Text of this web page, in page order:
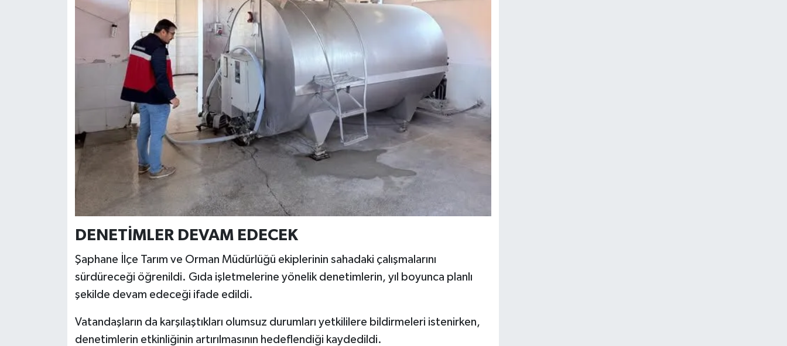
DENETİMLER DEVAM EDECEK
Şaphane İlçe Tarım ve Orman Müdürlüğü ekiplerinin sahadaki çalışmalarını
sürdüreceği öğrenildi. Gıda işletmelerine yönelik denetimlerin, yıl boyunca planlı
şekilde devam edeceği ifade edildi.
Vatandaşların da karşılaştıkları olumsuz durumları yetkililere bildirmeleri istenirken,
denetimlerin etkinliğinin artırılmasının hedeflendiği kaydedildi.